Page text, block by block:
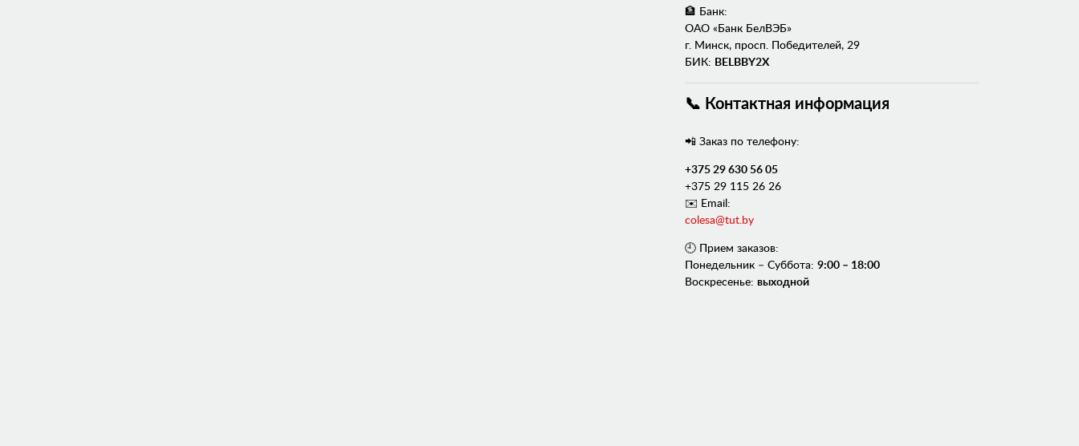
🏦 Банк:
ОАО «Банк БелВЭБ»
г. Минск, просп. Победителей, 29
БИК: BELBBY2X
📞 Контактная информация
📲 Заказ по телефону:
+375 29 630 56 05
+375 29 115 26 26
✉️ Email:
colesa@tut.by
🕘 Прием заказов:
Понедельник – Суббота: 9:00 – 18:00
Воскресенье: выходной